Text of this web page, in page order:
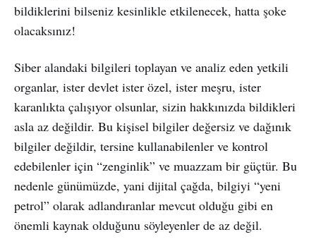
bildiklerini bilseniz kesinlikle etkilenecek, hatta şoke
olacaksınız!
Siber alandaki bilgileri toplayan ve analiz eden yetkili
organlar, ister devlet ister özel, ister meşru, ister
karanlıkta çalışıyor olsunlar, sizin hakkınızda bildikleri
asla az değildir. Bu kişisel bilgiler değersiz ve dağınık
bilgiler değildir, tersine kullanabilenler ve kontrol
edebilenler için “zenginlik” ve muazzam bir güçtür. Bu
nedenle günümüzde, yani dijital çağda, bilgiyi “yeni
petrol” olarak adlandıranlar mevcut olduğu gibi en
önemli kaynak olduğunu söyleyenler de az değil.